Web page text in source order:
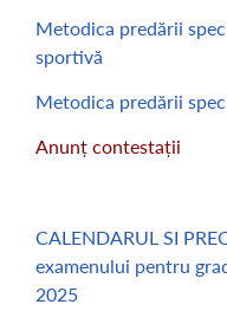
Metodica predării
sportivă
Metodica predării
Anunț contestații
CALENDARUL SI
examenului pentru
2025